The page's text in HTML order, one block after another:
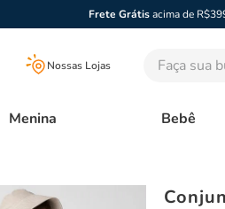
Frete Grátisacima de
Nossas Lojas Faça sua
Menina Bebê